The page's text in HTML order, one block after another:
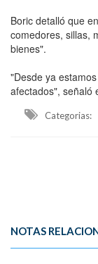
Boric detalló que
comedores, sillas,
bienes".
"Desde ya
afectados", señaló
Categorias:
NOTAS